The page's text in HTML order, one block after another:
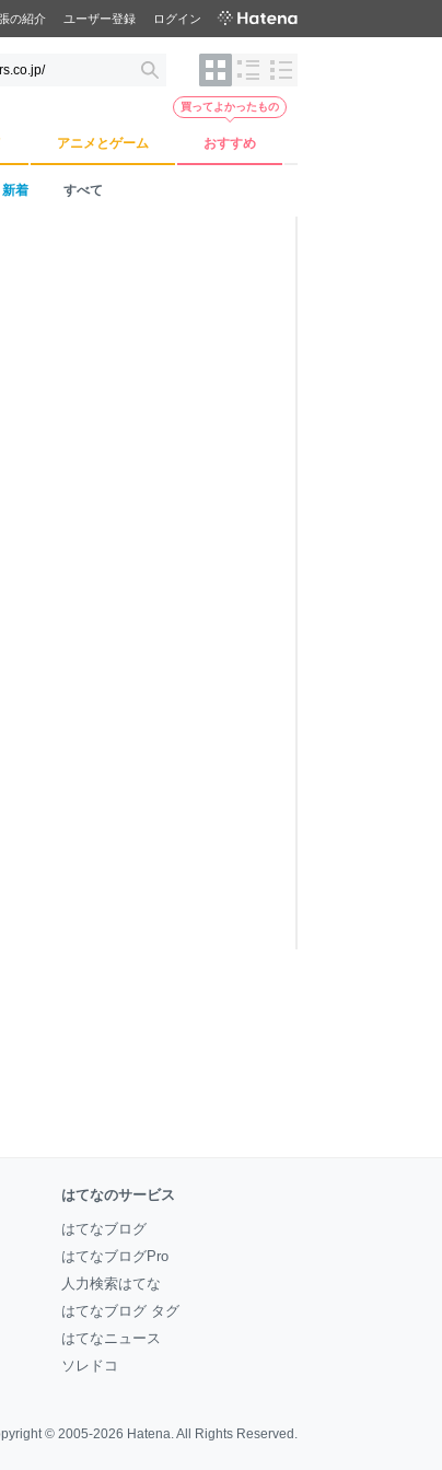
の紹介 ユーザー登録 ログイン
アニメとゲーム おすすめ
買ってよかったもの
新着 すべて
はてなのサービス
はてなブログ
はてなブログPro
人力検索はてな
はてなブログ タグ
はてなニュース
ソレドコ
© 2005-2026 Hatena. All Rights Reserved.